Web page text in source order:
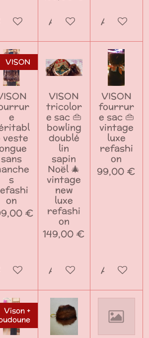
au panier
Ajouter au panier
Ajouter
VISON
e
veste
sans
s
on
€
au panier
VISON
tricolor
e sac 👜
bowling
doublé
lin
sapin
Noël 🎄
vintage
new
luxe
refashi
on
149,00 €
Ajouter au panier
VISON
fourrur
e sac 👜
vintage
luxe
refashi
on
99,00 €
Ajouter
Vison +